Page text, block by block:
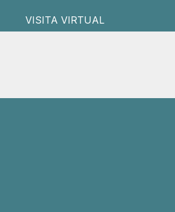
VISITA VIRTUAL